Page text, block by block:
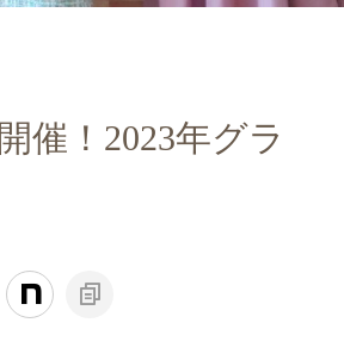
催！2023年グラ